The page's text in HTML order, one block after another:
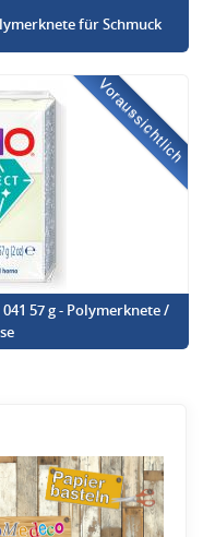
für Schmuck
Voraussichtlich
57 g - Polymerknete /